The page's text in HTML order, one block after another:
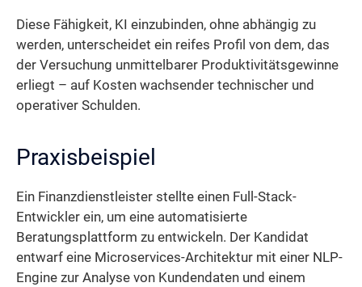
Diese Fähigkeit, KI einzubinden, ohne abhängig zu
werden, unterscheidet ein reifes Profil von dem, das
der Versuchung unmittelbarer Produktivitätsgewinne
erliegt – auf Kosten wachsender technischer und
operativer Schulden.
Praxisbeispiel
Ein Finanzdienstleister stellte einen Full-Stack-
Entwickler ein, um eine automatisierte
Beratungsplattform zu entwickeln. Der Kandidat
entwarf eine Microservices-Architektur mit einer NLP-
Engine zur Analyse von Kundendaten und einem